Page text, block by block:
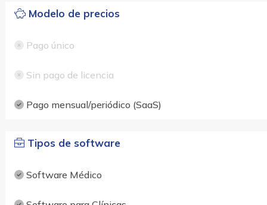
Modelo de precios
Pago único
Sin pago de licencia
Pago mensual/periódico (SaaS)
Tipos de software
Software Médico